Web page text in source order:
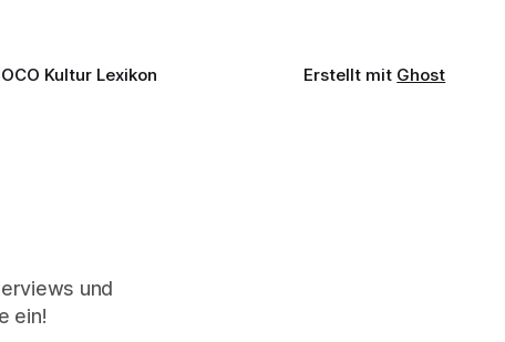
Kultur Lexikon Erstellt mit Ghost
und
ein!